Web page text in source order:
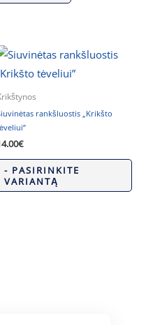
rankšluostis „Krikšto
€
- PASIRINKITE
VARIANTĄ